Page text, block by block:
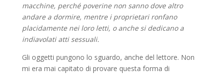
macchine, perché poverine non sanno dove altro
andare a dormire, mentre i proprietari ronfano
placidamente nei loro letti, o anche si dedicano a
indiavolati atti sessuali.
Gli oggetti pungono lo sguardo, anche del lettore. Non
mi era mai capitato di provare questa forma di